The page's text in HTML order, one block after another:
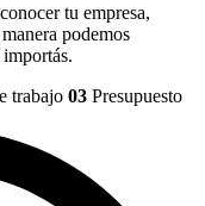
tu empresa,
podemos
trabajo 03 Presupuesto